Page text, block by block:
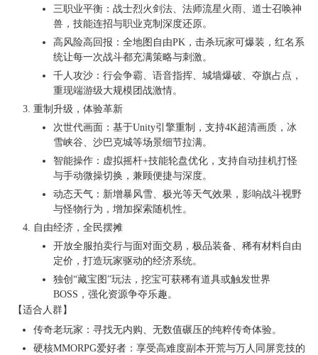
三职业平衡：战士烈火剑法、法师流星火雨、道士召唤神
兽，技能连招与职业克制深度还原。
高风险高回报：全地图自由PK，击杀玩家可爆装，红名系
统让每一次战斗都充满策略与刺激。
千人攻沙：行会争霸、语音指挥、城墙爆破、夺旗占点，
重现端游级大规模团战激情。
重制升级，体验革新
次世代画面：基于Unity引擎重制，支持4K超清画质，冰
雪峡谷、沙巴克城等场景细节拉满。
智能操作：虚拟摇杆+技能轮盘优化，支持自动挂机打怪
与手动微操切换，兼顾便捷与深度。
动态天气：新增暴风雪、极光等天气效果，影响战斗视野
与怪物行为，增加探索随机性。
自由经济，全民摆摊
开放全服拍卖行与面对面交易，极品装备、稀有材料自由
定价，打造玩家驱动的经济系统。
独创“藏宝图”玩法，挖宝可获稀有道具或触发世界
BOSS，强化资源争夺乐趣。
【适合人群】
传奇老玩家：寻找无内购、无数值碾压的纯粹传奇体验。
硬核MMORPG爱好者：享受高难度副本开荒与万人同屏竞技的